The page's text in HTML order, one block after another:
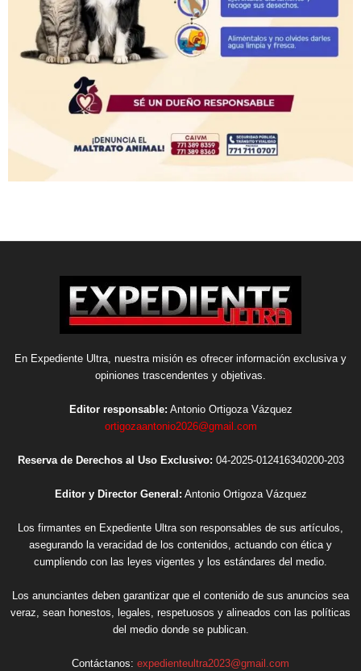
En Expediente Ultra, nuestra misión es ofrecer información exclusiva y
opiniones trascendentes y objetivas.
Editor responsable: Antonio Ortigoza Vázquez
ortigozaantonio2026@gmail.com
Reserva de Derechos al Uso Exclusivo: 04-2025-012416340200-203
Editor y Director General: Antonio Ortigoza Vázquez
Los firmantes en Expediente Ultra son responsables de sus artículos,
asegurando la veracidad de los contenidos, actuando con ética y
cumpliendo con las leyes vigentes y los estándares del medio.
Los anunciantes deben garantizar que el contenido de sus anuncios sea
veraz, sean honestos, legales, respetuosos y alineados con las políticas
del medio donde se publican.
Contáctanos: expedienteultra2023@gmail.com